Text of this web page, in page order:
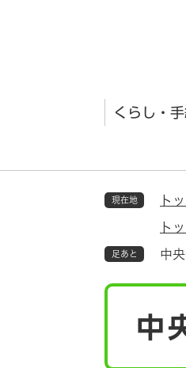
くらし・
現在地 ト
ト
足あと 中
中